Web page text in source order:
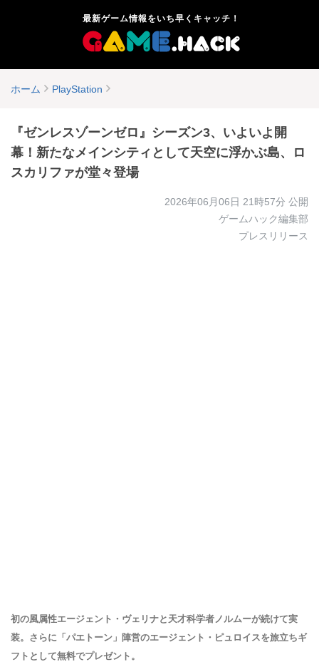
最新ゲーム情報をいち早くキャッチ！
ホーム PlayStation
『ゼンレスゾーンゼロ』シーズン3、いよいよ開
幕！新たなメインシティとして天空に浮かぶ島、ロ
スカリファが堂々登場
2026年06月06日 21時57分 公開
ゲームハック編集部
プレスリリース
初の風属性エージェント・ヴェリナと天才科学者ノルムーが続けて実
装。さらに「パエトーン」陣営のエージェント・ピュロイスを旅立ちギ
フトとして無料でプレゼント。